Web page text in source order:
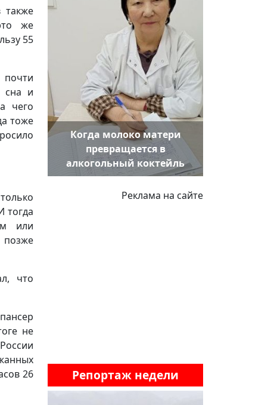
также
же
55
сна и
чего
тоже
тогда
или
что
не
26
Когда молоко матери
превращается в
алкогольный коктейль
Реклама на сайте
Репортаж недели